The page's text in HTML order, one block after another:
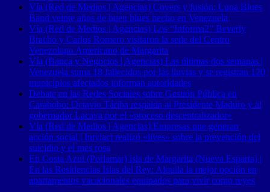
Vía (Red de Medios | Agencias) Covers y fusión: Luna Blues
Band veinte años de buen blues hecho en Venezuela
Vía (Red de Medios | Agencias) Los “Informa2” Beverly
Bracho y Carlos Romero visitaron la sede del Centro
Venezolano Americano de Margarita
Vía (Banca y Negocios | Agencias) Las últimas dos semanas |
Venezuela suma 18 fallecidos por las lluvias y se registran 120
municipios afectados informan autoridades
Debate en las Redes Sociales sobre Gestión Pública en
Carabobo: Octavio Táriba respalda al Presidente Maduro y al
gobernador Lacava por el «proceso descentralizador»
Vía (Red de Medios | Agencias) Empresas que generan
acción social | Intylact realizó «lives» sobre la prevención del
suicidio y el mes rosa
En Costa Azul (Porlamar) isla de Margarita (Nueva Esparta) |
En las Residencias Islas del Rey: Alquila la mejor opción en
apartamentos vacacionales equipados para vivir como reyes